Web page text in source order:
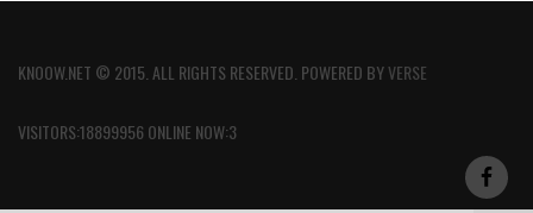
KNOOW.NET © 2015. ALL RIGHTS RESERVED. POWERED BYVERSE
VISITORS:18899956 ONLINE NOW:3